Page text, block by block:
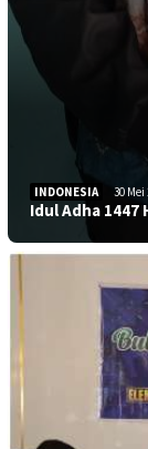
INDONESIA 30 Mei
Idul Adha